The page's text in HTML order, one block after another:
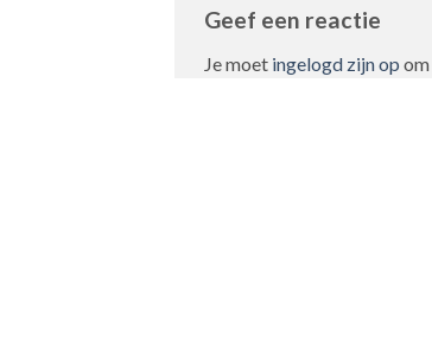
Geef een reactie
Je moet ingelogd zijn op